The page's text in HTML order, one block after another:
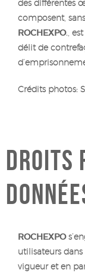
des différentes
composent,
ROCHEXPO.,
délit de
Crédits photos:
DROITS
ROCHEXPO
utilisateurs
vigueur et en